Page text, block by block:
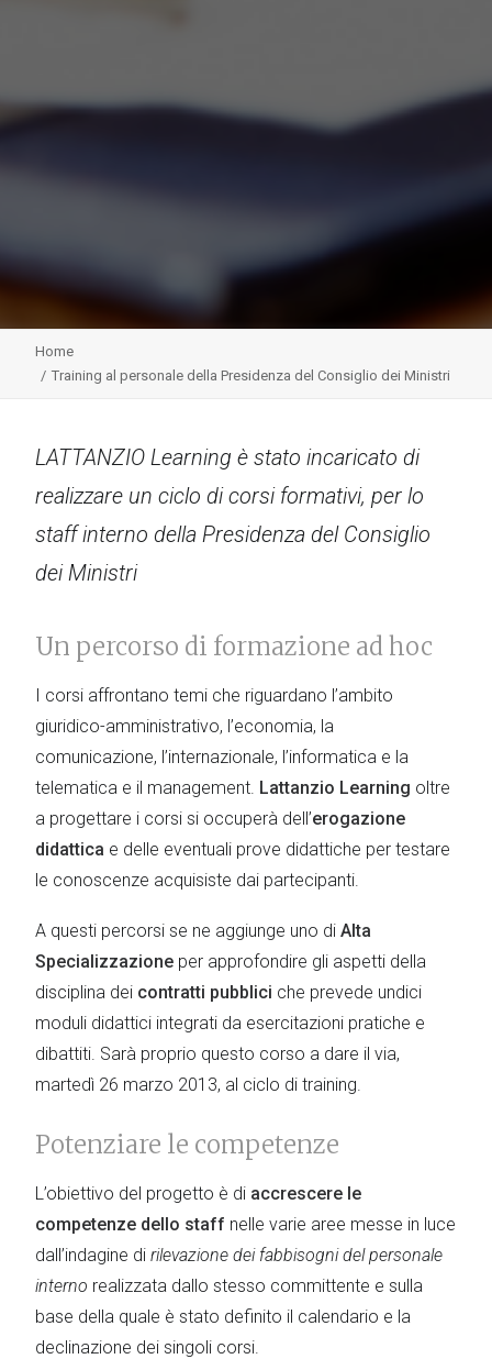
Home
Training al personale della Presidenza del Consiglio dei Ministri
LATTANZIO Learning è stato incaricato di
realizzare un ciclo di corsi formativi, per lo
staff interno della Presidenza del Consiglio
dei Ministri
Un percorso di formazione ad hoc
I corsi affrontano temi che riguardano l’ambito
giuridico-amministrativo, l’economia, la
comunicazione, l’internazionale, l’informatica e la
telematica e il management. Lattanzio Learning oltre
a progettare i corsi si occuperà dell’erogazione
didattica e delle eventuali prove didattiche per testare
le conoscenze acquisiste dai partecipanti.
A questi percorsi se ne aggiunge uno di Alta
Specializzazione per approfondire gli aspetti della
disciplina dei contratti pubblici che prevede undici
moduli didattici integrati da esercitazioni pratiche e
dibattiti. Sarà proprio questo corso a dare il via,
martedì 26 marzo 2013, al ciclo di training.
Potenziare le competenze
L’obiettivo del progetto è di accrescere le
competenze dello staff nelle varie aree messe in luce
dall’indagine di rilevazione dei fabbisogni del personale
interno realizzata dallo stesso committente e sulla
base della quale è stato definito il calendario e la
declinazione dei singoli corsi.